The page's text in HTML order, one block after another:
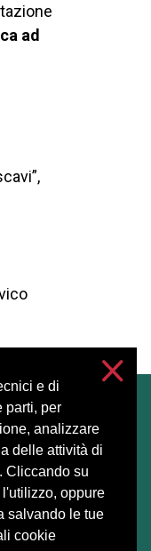
e di
parti, per
analizzare
delle attività di
Cliccando su
oppure
salvando le tue
cookie
ad
cookies
cookie